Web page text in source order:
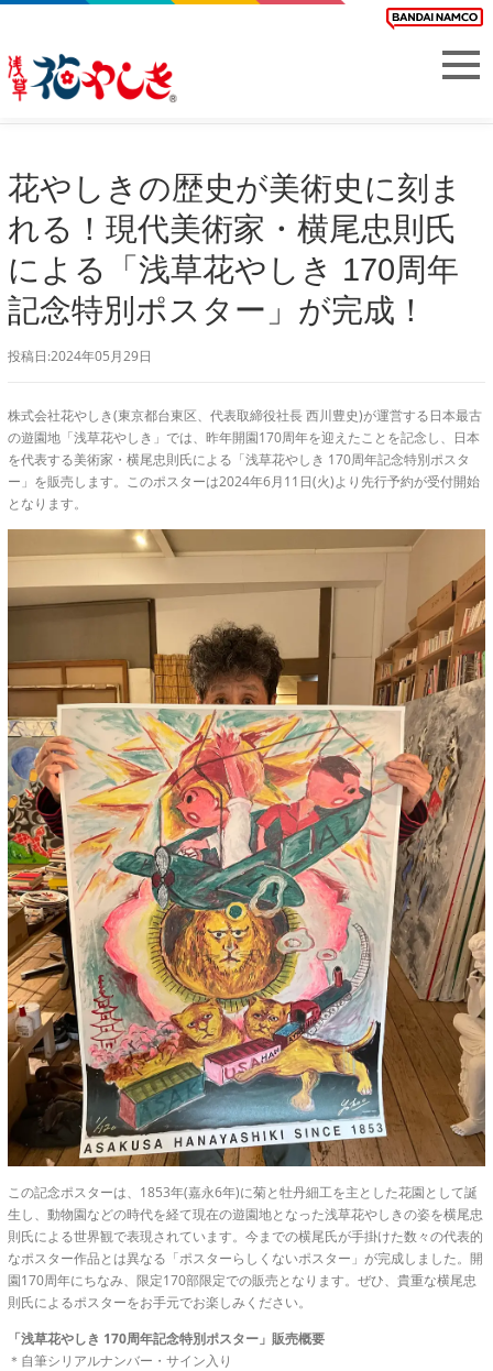
花やしきの歴史が美術史に刻ま
れる！現代美術家・横尾忠則氏
による「浅草花やしき 170周年
記念特別ポスター」が完成！
投稿日:2024年05月29日
株式会社花やしき(東京都台東区、代表取締役社長 西川豊史)が運営する日本最古
の遊園地「浅草花やしき」では、昨年開園170周年を迎えたことを記念し、日本
を代表する美術家・横尾忠則氏による「浅草花やしき 170周年記念特別ポスタ
ー」を販売します。このポスターは2024年6月11日(火)より先行予約が受付開始
となります。
この記念ポスターは、1853年(嘉永6年)に菊と牡丹細工を主とした花園として誕
生し、動物園などの時代を経て現在の遊園地となった浅草花やしきの姿を横尾忠
則氏による世界観で表現されています。今までの横尾氏が手掛けた数々の代表的
なポスター作品とは異なる「ポスターらしくないポスター」が完成しました。開
園170周年にちなみ、限定170部限定での販売となります。ぜひ、貴重な横尾忠
則氏によるポスターをお手元でお楽しみください。
「浅草花やしき 170周年記念特別ポスター」販売概要
＊自筆シリアルナンバー・サイン入り